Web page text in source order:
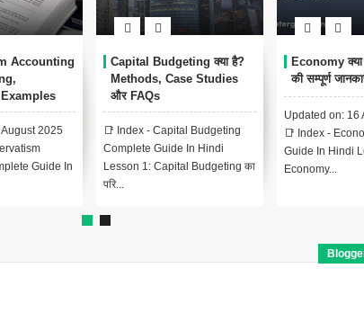
Capital Budgeting क्या है?
Methods, Case Studies
और FAQs
📑 Index - Capital Budgeting
Complete Guide In Hindi
Lesson 1: Capital Budgeting का
Economy क्या है? | अर्थव्यवस्था
की सम्पूर्ण जानकारी हिंदी में
Updated on: 16 August 2025
📑 Index - Economy Complete
Guide In Hindi Lesson 1:
Economy...